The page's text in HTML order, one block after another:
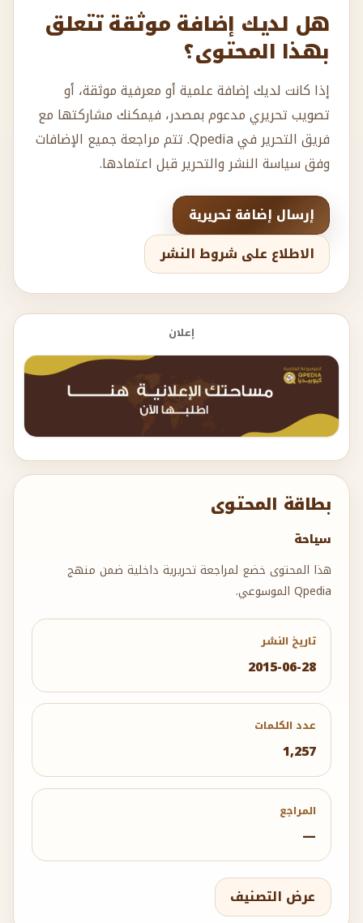
بطاقة المحتوى
سياحة
هذا المحتوى خضع لمراجعة تحريرية داخلية ضمن منهج
Qpedia الموسوعي.
تاريخ النشر
2015-06-28
عدد الكلمات
1,257
المراجع
—
عرض التصنيف
هل لديك إضافة موثقة تتعلق
بهذا المحتوى؟
إذا كانت لديك إضافة علمية أو معرفية موثقة، أو
تصويب تحريري مدعوم بمصدر، فيمكنك مشاركتها مع
فريق التحرير في Qpedia. تتم مراجعة جميع الإضافات
وفق سياسة النشر والتحرير قبل اعتمادها.
إرسال إضافة تحريرية
الاطلاع على شروط النشر
إعلان